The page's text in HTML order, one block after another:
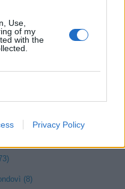
Use,
of my
with the
Privacy Policy
(9)
(35)
(8)